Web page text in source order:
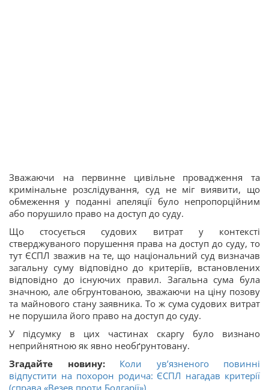
Зважаючи на первинне цивільне провадження та
кримінальне розслідування, суд не міг виявити, що
обмеження у поданні апеляції було непропорційним
або порушило право на доступ до суду.
Що стосується судових витрат у контексті
стверджуваного порушення права на доступ до суду, то
тут ЄСПЛ зважив на те, що національний суд визначав
загальну суму відповідно до критеріїв, встановлених
відповідно до існуючих правил. Загальна сума була
значною, але обгрунтованою, зважаючи на ціну позову
та майнового стану заявника. То ж сума судових витрат
не порушила його право на доступ до суду.
У підсумку в цих частинах скаргу було визнано
неприйнятною як явно необґрунтовану.
Згадайте новину:
Коли ув’язненого повинні
відпустити на похорон родича: ЄСПЛ нагадав критерії
(справа «Везев проти Болгарії»)